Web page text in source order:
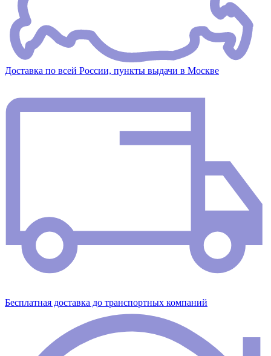
Доставка по всей России, пункты выдачи в Москве
Бесплатная доставка до транспортных компаний